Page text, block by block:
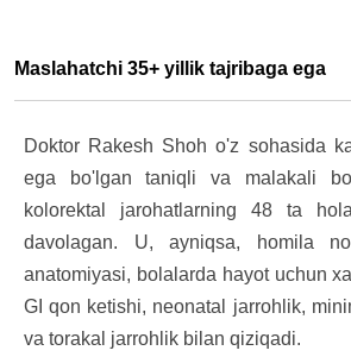
Maslahatchi 35+ yillik tajribaga ega
Doktor Rakesh Shoh o'z sohasida
ega bo'lgan taniqli va malakali
kolorektal jarohatlarning 48 ta
davolagan. U, ayniqsa, homila
anatomiyasi, bolalarda hayot uchun
GI qon ketishi, neonatal jarrohlik,
va torakal jarrohlik bilan qiziqadi.